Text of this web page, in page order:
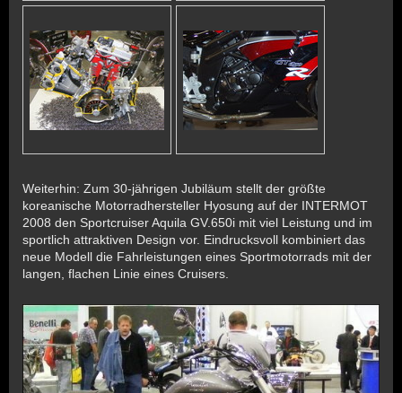
Weiterhin: Zum 30-jährigen Jubiläum stellt der größte
koreanische Motorradhersteller Hyosung auf der INTERMOT
2008 den Sportcruiser Aquila GV.650i mit viel Leistung und im
sportlich attraktiven Design vor. Eindrucksvoll kombiniert das
neue Modell die Fahrleistungen eines Sportmotorrads mit der
langen, flachen Linie eines Cruisers.